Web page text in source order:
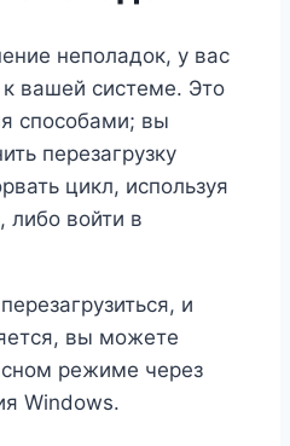
неполадок, у вас
вашей системе. Это
способами; вы
перезагрузку
цикл, используя
войти в
и
вы можете
режиме через
Windows.